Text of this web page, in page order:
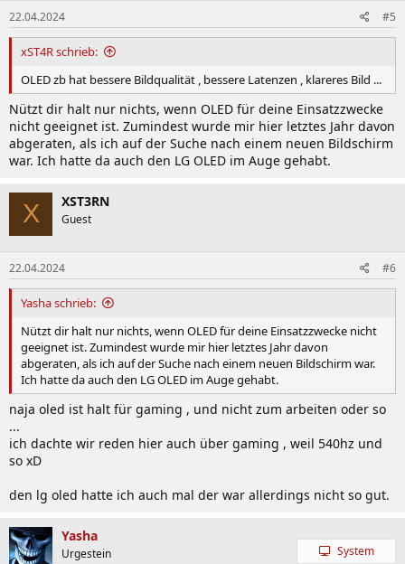
22.04.2024 #5
xST4R schrieb:
OLED zb hat bessere Bildqualität , bessere Latenzen , klareres Bild ...
Nützt dir halt nur nichts, wenn OLED für deine Einsatzzwecke
nicht geeignet ist. Zumindest wurde mir hier letztes Jahr davon
abgeraten, als ich auf der Suche nach einem neuen Bildschirm
war. Ich hatte da auch den LG OLED im Auge gehabt.
X XST3RN
Guest
22.04.2024 #6
Yasha schrieb:
Nützt dir halt nur nichts, wenn OLED für deine Einsatzzwecke nicht
geeignet ist. Zumindest wurde mir hier letztes Jahr davon
abgeraten, als ich auf der Suche nach einem neuen Bildschirm war.
Ich hatte da auch den LG OLED im Auge gehabt.
naja oled ist halt für gaming , und nicht zum arbeiten oder so
...
ich dachte wir reden hier auch über gaming , weil 540hz und
so xD
den lg oled hatte ich auch mal der war allerdings nicht so gut.
Yasha
Urgestein System